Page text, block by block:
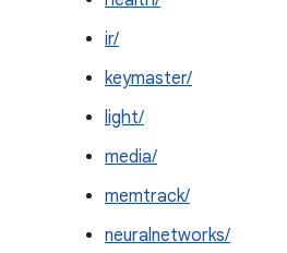
ir/
keymaster/
light/
media/
memtrack/
neuralnetworks/